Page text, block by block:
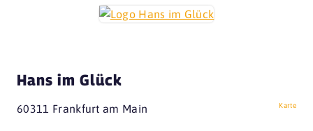
Hans im Glück
60311 Frankfurt am Main Karte